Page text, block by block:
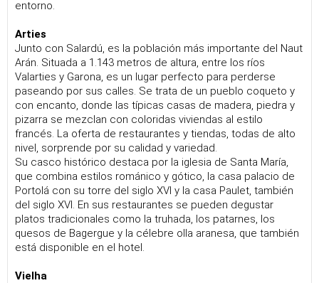
entorno.
Arties
Junto con Salardú, es la población más importante del Naut
Arán. Situada a 1.143 metros de altura, entre los ríos
Valarties y Garona, es un lugar perfecto para perderse
paseando por sus calles. Se trata de un pueblo coqueto y
con encanto, donde las típicas casas de madera, piedra y
pizarra se mezclan con coloridas viviendas al estilo
francés. La oferta de restaurantes y tiendas, todas de alto
nivel, sorprende por su calidad y variedad.
Su casco histórico destaca por la iglesia de Santa María,
que combina estilos románico y gótico, la casa palacio de
Portolá con su torre del siglo XVI y la casa Paulet, también
del siglo XVI. En sus restaurantes se pueden degustar
platos tradicionales como la truhada, los patarnes, los
quesos de Bagergue y la célebre olla aranesa, que también
está disponible en el hotel.
Vielha